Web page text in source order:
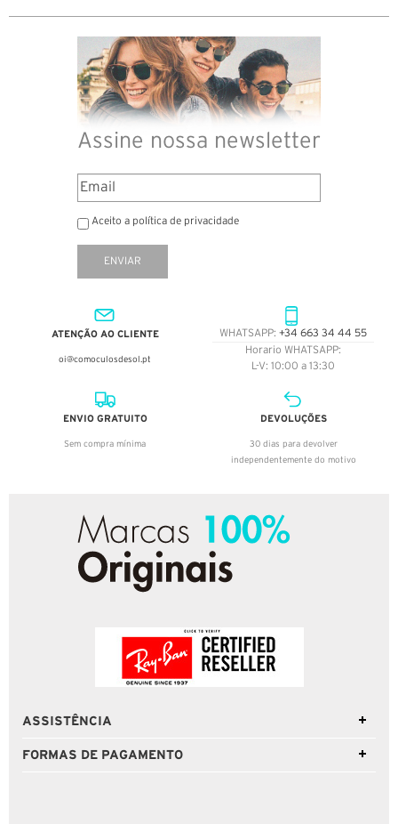
Assine nossa newsletter
Aceito a política de privacidade
ENVIAR
ATENÇÃO AO CLIENTE
oi@comoculosdesol.pt
WHATSAPP: +34 663 34 44 55
Horario WHATSAPP:
L-V: 10:00 a 13:30
ENVIO GRATUITO
Sem compra mínima
DEVOLUÇÕES
30 dias para devolver
independentemente do motivo
ASSISTÊNCIA
FORMAS DE PAGAMENTO